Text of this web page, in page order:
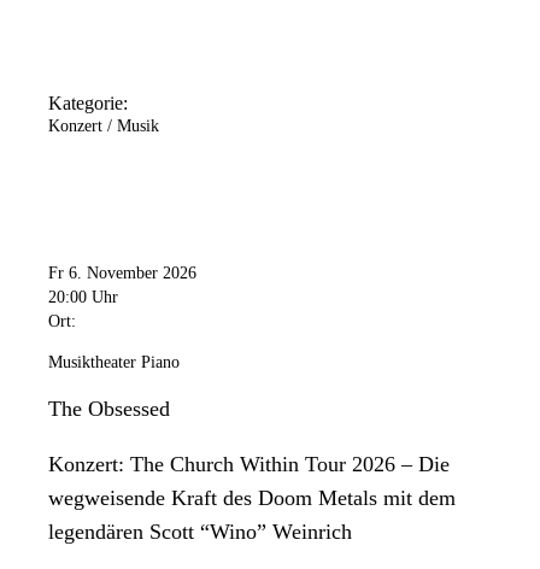
Kategorie:
Konzert / Musik
Fr 6. November 2026
20:00 Uhr
Ort:
Musiktheater Piano
The Obsessed
Konzert: The Church Within Tour 2026 – Die
wegweisende Kraft des Doom Metals mit dem
legendären Scott “Wino” Weinrich